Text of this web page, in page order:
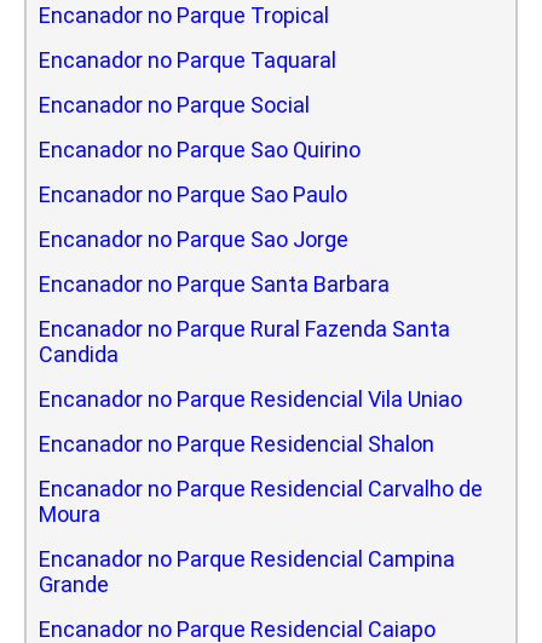
Encanador no Parque Tropical
Encanador no Parque Taquaral
Encanador no Parque Social
Encanador no Parque Sao Quirino
Encanador no Parque Sao Paulo
Encanador no Parque Sao Jorge
Encanador no Parque Santa Barbara
Encanador no Parque Rural Fazenda Santa
Candida
Encanador no Parque Residencial Vila Uniao
Encanador no Parque Residencial Shalon
Encanador no Parque Residencial Carvalho de
Moura
Encanador no Parque Residencial Campina
Grande
Encanador no Parque Residencial Caiapo